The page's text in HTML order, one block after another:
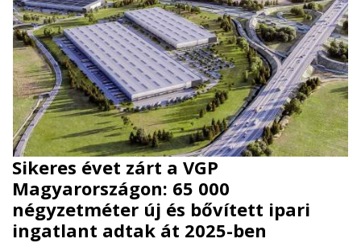
Sikeres évet zárt a VGP
Magyarországon: 65 000
négyzetméter új és bővített ipari
ingatlant adtak át 2025-ben